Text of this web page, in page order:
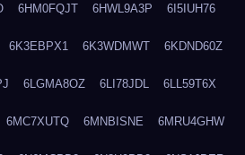
6HM0FQJT 6HWL9A3P 6I5IUH76
6K3EBPX1 6K3WDMWT 6KDND60Z
6LGMA8OZ 6LI78JDL 6LL59T6X
6MC7XUTQ 6MNBISNE 6MRU4GHW